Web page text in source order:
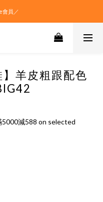
會員／
】羊皮粗跟配色
減588 on selected